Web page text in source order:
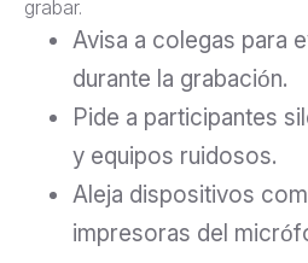
grabar.
Avisa a colegas para
durante la grabación.
Pide a participantes
y equipos ruidosos.
Aleja dispositivos
impresoras del